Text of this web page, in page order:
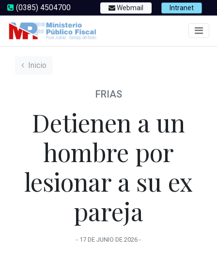
(0385) 4504700 Webmail Intranet
Inicio
FRIAS
Detienen a un
hombre por
lesionar a su ex
pareja
- 17 DE JUNIO DE 2026 -